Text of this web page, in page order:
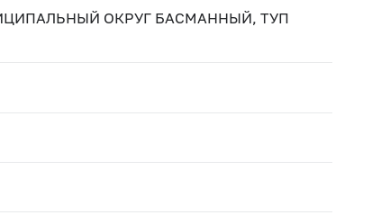
ОКРУГ БАСМАННЫЙ, ТУП